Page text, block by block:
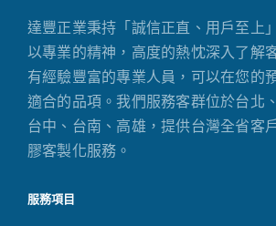
達豐正業秉持「誠信正直、用戶至上
以專業的精神，高度的熱忱深入了解
有經驗豐富的專業人員，可以在您的
適合的品項。我們服務客群位於台北
台中、台南、高雄，提供台灣全省客
膠客製化服務。
服務項目